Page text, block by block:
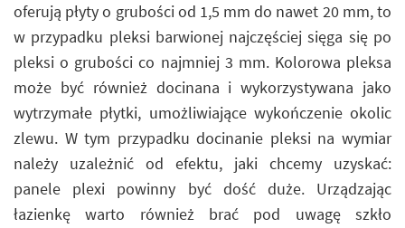
oferują płyty o grubości od 1,5 mm do nawet 20 mm, to
w przypadku pleksi barwionej najczęściej sięga się po
pleksi o grubości co najmniej 3 mm. Kolorowa pleksa
może być również docinana i wykorzystywana jako
wytrzymałe płytki, umożliwiające wykończenie okolic
zlewu. W tym przypadku docinanie pleksi na wymiar
należy uzależnić od efektu, jaki chcemy uzyskać:
panele plexi powinny być dość duże. Urządzając
łazienkę warto również brać pod uwagę szkło